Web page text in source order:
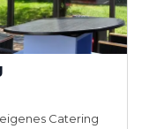
Catering